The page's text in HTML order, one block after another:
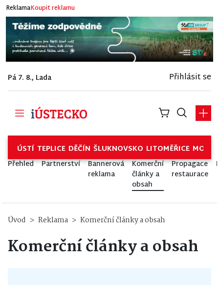
ReklamaKoupit reklamu
Pá 7. 8., Lada Přihlásit se
ÚSTÍ TEPLICE DĚČÍN ŠLUKNOVSKO LITOMĚŘICE
Přehled
Partnerství
Bannerová
reklama
Komerční
články a
obsah
Propagace
restaurace
Úvod Reklama Komerční články a obsah
Komerční články a obsah